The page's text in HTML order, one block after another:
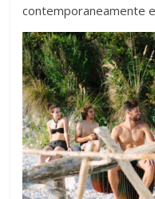
contemporaneamente